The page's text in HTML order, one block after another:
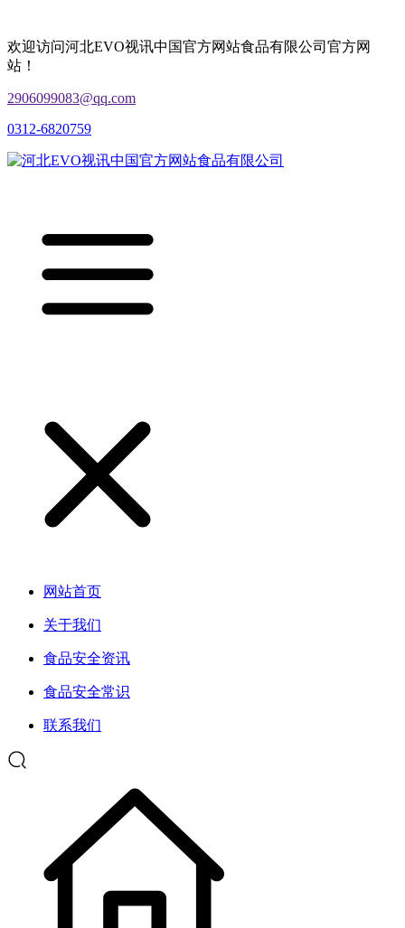
欢迎访问河北EVO视讯中国官方网站食品有限公司官方网
站！
2906099083@qq.com
0312-6820759
网站首页
关于我们
食品安全资讯
食品安全常识
联系我们